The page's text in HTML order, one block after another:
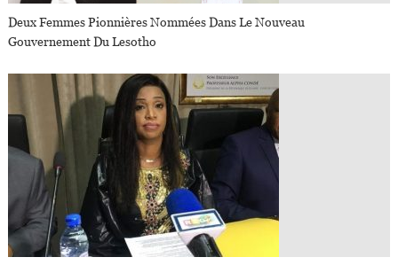
Deux Femmes Pionnières Nommées Dans Le Nouveau
Gouvernement Du Lesotho